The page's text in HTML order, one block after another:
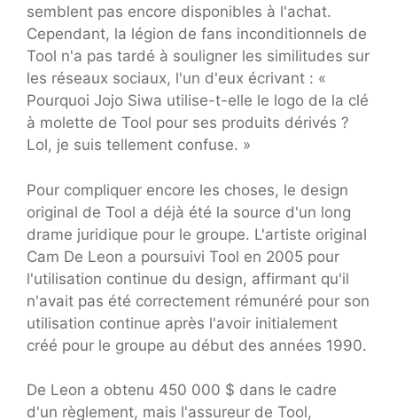
semblent pas encore disponibles à l'achat.
Cependant, la légion de fans inconditionnels de
Tool n'a pas tardé à souligner les similitudes sur
les réseaux sociaux, l'un d'eux écrivant : «
Pourquoi Jojo Siwa utilise-t-elle le logo de la clé
à molette de Tool pour ses produits dérivés ?
Lol, je suis tellement confuse. »
Pour compliquer encore les choses, le design
original de Tool a déjà été la source d'un long
drame juridique pour le groupe. L'artiste original
Cam De Leon a poursuivi Tool en 2005 pour
l'utilisation continue du design, affirmant qu'il
n'avait pas été correctement rémunéré pour son
utilisation continue après l'avoir initialement
créé pour le groupe au début des années 1990.
De Leon a obtenu 450 000 $ dans le cadre
d'un règlement, mais l'assureur de Tool,